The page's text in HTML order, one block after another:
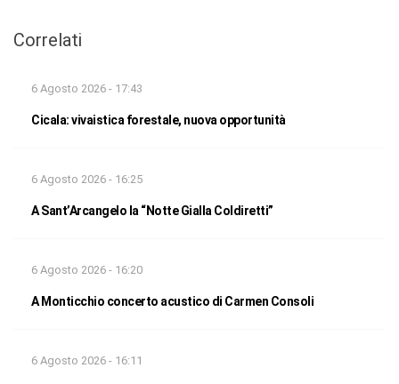
Correlati
6 Agosto 2026 - 17:43
Cicala: vivaistica forestale, nuova opportunità
6 Agosto 2026 - 16:25
A Sant’Arcangelo la “Notte Gialla Coldiretti”
6 Agosto 2026 - 16:20
A Monticchio concerto acustico di Carmen Consoli
6 Agosto 2026 - 16:11